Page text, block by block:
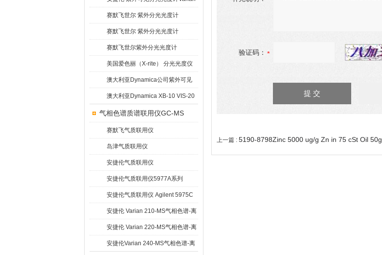
Cary 60
赛默飞世尔 紫外分光光度计
GENESYS 10S
赛默飞世尔 紫外分光光度计
Evolution 300
赛默飞世尔紫外分光光度计
Evolution 201 & 220
美国爱色丽（X-rite） 分光光度仪
测色仪 SP64
澳大利亚Dynamica公司紫外可见
分光光度计DB20R
澳大利亚Dynamica XB-10 VIS-20
触屏简易光度计
气相色谱质谱联用仪GC-MS
赛默飞气质联用仪
岛津气质联用仪
安捷伦气质联用仪
安捷伦气质联用仪5977A系列
GC/MSD
安捷伦气质联用仪 Agilent 5975C
安捷伦 Varian 210-MS气相色谱-离
子阱质谱联用仪
安捷伦 Varian 220-MS气相色谱-离
子阱质谱联用仪
安捷伦Varian 240-MS气相色谱-离
验证码：
上一篇 : 5190-8798Zinc 5000 ug/g Zn in 75 cSt Oil 50g